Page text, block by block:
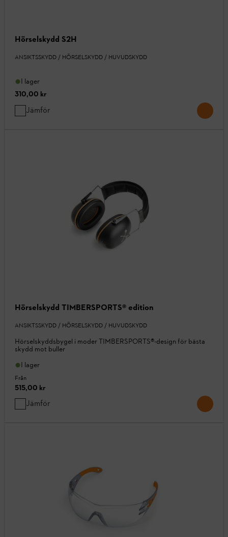
Hörselskydd S2H
ANSIKTSSKYDD / HÖRSELSKYDD / HUVUDSKYDD
I lager
310,00 kr
Jämför
Hörselskydd TIMBERSPORTS® edition
ANSIKTSSKYDD / HÖRSELSKYDD / HUVUDSKYDD
Hörselskyddsbygel i moder TIMBERSPORTS®-design för bästa
skydd mot buller
I lager
Från
515,00 kr
Jämför